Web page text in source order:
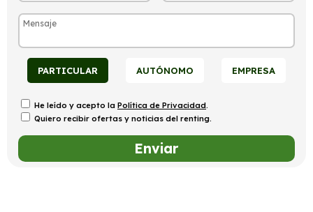
PARTICULAR AUTÓNOMO EMPRESA
He leído y acepto la Política de Privacidad.
Quiero recibir ofertas y noticias del renting.